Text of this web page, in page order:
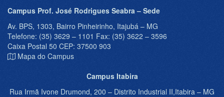
Campus Prof. José Rodrigues Seabra – Sede
Av. BPS, 1303, Bairro Pinheirinho, Itajubá – MG
Telefone: (35) 3629 – 1101 Fax: (35) 3622 – 3596
Caixa Postal 50 CEP: 37500 903
Mapa do Campus
Campus Itabira
Rua Irmã Ivone Drumond, 200 – Distrito Industrial II,Itabira – MG